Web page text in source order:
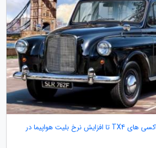
هفته نامه: از ورود تاکسی های TX4 تا افزایش نرخ بلیت هواپیما در